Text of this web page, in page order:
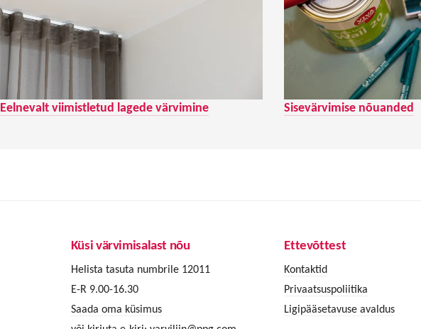
Eelnevalt viimistletud lagede värvimine Sisevärvimise nõuanded
Küsi värvimisalast nõu
Helista tasuta numbrile 12011
E-R 9.00-16.30
Saada oma küsimus
Ettevõttest
Kontaktid
Privaatsuspoliitika
Ligipääsetavuse avaldus